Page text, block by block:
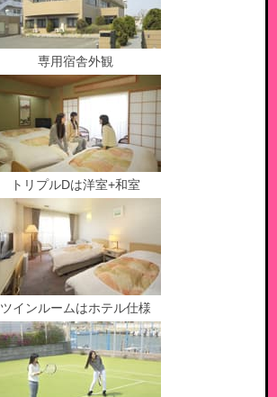
専用宿舎外観
トリプルDは洋室+和室
ツインルームはホテル仕様